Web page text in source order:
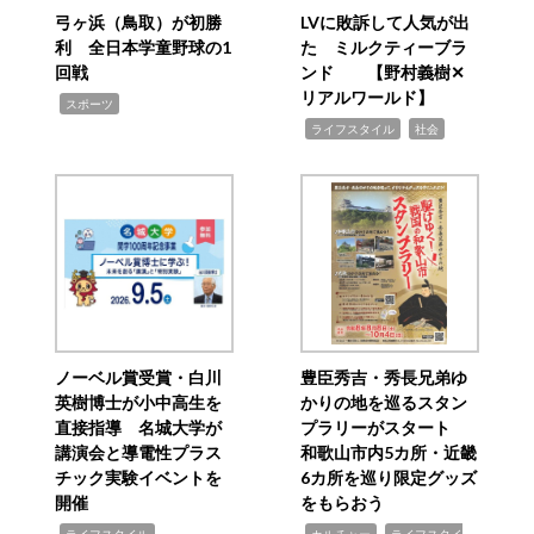
弓ヶ浜（鳥取）が初勝
利 全日本学童野球の1
回戦
スポーツ
LVに敗訴して人気が出
た ミルクティーブラ
ンド 【野村義樹✕
リアルワールド】
ライフスタイル 社会
ノーベル賞受賞・白川
英樹博士が小中高生を
直接指導 名城大学が
講演会と導電性プラス
チック実験イベントを
開催
豊臣秀吉・秀長兄弟ゆ
かりの地を巡るスタン
プラリーがスタート
和歌山市内5カ所・近畿
6カ所を巡り限定グッズ
をもらおう